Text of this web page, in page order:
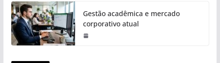
Gestão acadêmica e mercado
corporativo atual